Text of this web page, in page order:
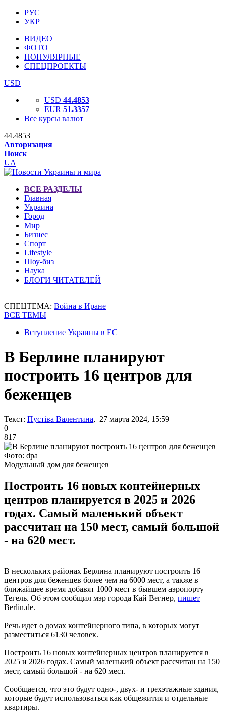
РУС
УКР
ВИДЕО
ФОТО
ПОПУЛЯРНЫЕ
СПЕЦПРОЕКТЫ
USD
USD 44.4853
EUR 51.3357
Все курсы валют
44.4853
Авторизация
Поиск
UA
ВСЕ РАЗДЕЛЫ
Главная
Украина
Город
Мир
Бизнес
Спорт
Lifestyle
Шоу-биз
Наука
БЛОГИ ЧИТАТЕЛЕЙ
СПЕЦТЕМА: Война в Иране
ВСЕ ТЕМЫ
Вступление Украины в ЕС
В Берлине планируют
построить 16 центров для
беженцев
Текст: Пустіва Валентина, 27 марта 2024, 15:59
0
817
Фото: dpa
Модульный дом для беженцев
Построить 16 новых контейнерных
центров планируется в 2025 и 2026
годах. Самый маленький объект
рассчитан на 150 мест, самый большой
- на 620 мест.
В нескольких районах Берлина планируют построить 16
центров для беженцев более чем на 6000 мест, а также в
ближайшее время добавят 1000 мест в бывшем аэропорту
Тегель. Об этом сообщил мэр города Кай Вегнер, пишет
Berlin.de.
Речь идет о домах контейнерного типа, в которых могут
разместиться 6130 человек.
Построить 16 новых контейнерных центров планируется в
2025 и 2026 годах. Самый маленький объект рассчитан на 150
мест, самый большой - на 620 мест.
Сообщается, что это будут одно-, двух- и трехэтажные здания,
которые будут использоваться как общежития и отдельные
квартиры.